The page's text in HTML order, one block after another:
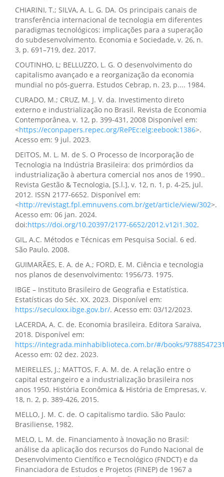
CHIARINI, T.; SILVA, A. L. G. DA. Os principais canais de
transferência internacional de tecnologia em diferentes
paradigmas tecnológicos: implicações para a superação
do subdesenvolvimento. Economia e Sociedade, v. 26, n.
3, p. 691–719, dez. 2017.
COUTINHO, L; BELLUZZO, L. G. O desenvolvimento do
capitalismo avançado e a reorganização da economia
mundial no pós-guerra. Estudos Cebrap, n. 23, p.... 1984.
CURADO, M.; CRUZ, M. J. V. da. Investimento direto
externo e industrialização no Brasil. Revista de Economia
Contemporânea, v. 12, p. 399-431, 2008 Disponível em:
<https://econpapers.repec.org/RePEc:elg:eebook:1386>.
Acesso em: 9 jul. 2023.
DEITOS, M. L. M. de S. O Processo de Incorporação de
Tecnologia na Indústria Brasileira: dos primórdios da
industrialização à abertura comercial nos anos de 1990..
Revista Gestão & Tecnologia, [S.l.], v. 12, n. 1, p. 4-25, jul.
2012. ISSN 2177-6652. Disponível em:
<http://revistagt.fpl.emnuvens.com.br/get/article/view/302>.
Acesso em: 06 jan. 2024.
doi:https://doi.org/10.20397/2177-6652/2012.v12i1.302.
GIL, A.C. Métodos e Técnicas em Pesquisa Social. 6 ed.
São Paulo. 2008.
GUIMARÃES, E. A. de A.; FORD, E. M. Ciência e tecnologia
nos planos de desenvolvimento: 1956/73. 1975.
IBGE – Instituto Brasileiro de Geografia e Estatística.
Estatísticas do Séc. XX. 2023. Disponível em:
https://seculoxx.ibge.gov.br/. Acesso em: 03/12/2023.
LACERDA, A. C. de. Economia brasileira. Editora Saraiva,
2018. Disponível em:
https://integrada.minhabiblioteca.com.br/#/books/
Acesso em: 02 dez. 2023.
MEIRELLES, J.; MATTOS, F. A. M. de. A relação entre o
capital estrangeiro e a industrialização brasileira nos
anos 1950. História Econômica & História de Empresas, v.
18, n. 2, p. 389-426, 2015.
MELLO, J. M. C. de. O capitalismo tardio. São Paulo:
Brasiliense, 1982.
MELO, L. M. de. Financiamento à Inovação no Brasil:
análise da aplicação dos recursos do Fundo Nacional de
Desenvolvimento Científico e Tecnológico (FNDCT) e da
Financiadora de Estudos e Projetos (FINEP) de 1967 a